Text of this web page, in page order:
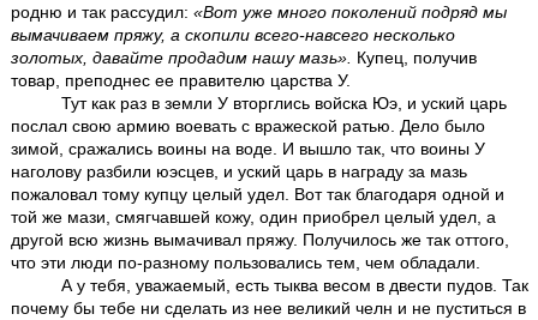
родню и так рассудил:«Вот уже много поколений подряд мы
вымачиваем пряжу, а скопили всего-навсего несколько
золотых, давайте продадим нашу мазь». Купец, получив
товар, преподнес ее правителю царства У.
Тут как раз в земли У вторглись войска Юэ, и уский царь
послал свою армию воевать с вражеской ратью. Дело было
зимой, сражались воины на воде. И вышло так, что воины У
наголову разбили юэсцев, и уский царь в награду за мазь
пожаловал тому купцу целый удел. Вот так благодаря одной и
той же мази, смягчавшей кожу, один приобрел целый удел, а
другой всю жизнь вымачивал пряжу. Получилось же так оттого,
что эти люди по-разному пользовались тем, чем обладали.
А у тебя, уважаемый, есть тыква весом в двести пудов. Так
почему бы тебе ни сделать из нее великий челн и не пуститься в